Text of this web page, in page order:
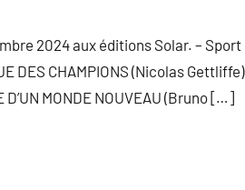
2024 aux éditions Solar. – Sport
DES CHAMPIONS (Nicolas Gettliffe)
D’UN MONDE NOUVEAU (Bruno […]